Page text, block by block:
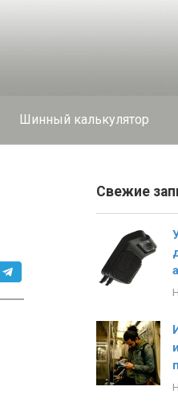
Шинный калькулятор
Свежие